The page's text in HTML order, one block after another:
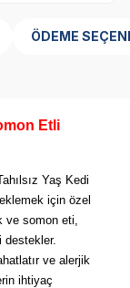
ÖDEME
Etli
Yaş Kedi
için özel
somon eti,
destekler.
ve alerjik
ihtiyaç